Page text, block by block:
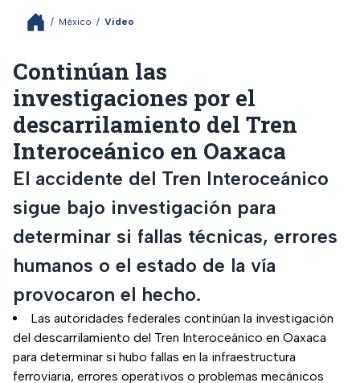
/ México / Video
Continúan las
investigaciones por el
descarrilamiento del Tren
Interoceánico en Oaxaca
El accidente del Tren Interoceánico
sigue bajo investigación para
determinar si fallas técnicas, errores
humanos o el estado de la vía
provocaron el hecho.
Las autoridades federales continúan la investigación
del descarrilamiento del Tren Interoceánico en Oaxaca
para determinar si hubo fallas en la infraestructura
ferroviaria, errores operativos o problemas mecánicos